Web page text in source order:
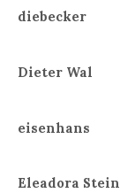
diebecker
Dieter Wal
eisenhans
Eleadora Stein